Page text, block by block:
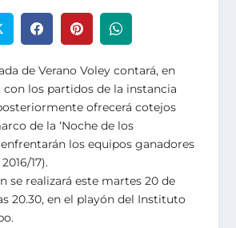
de Verano Voley contará, en
los partidos de la instancia
ofrecerá cotejos
de la ‘Noche de los
enfrentarán los equipos ganadores
17).
se realizará este martes 20 de
20.30, en el playón del Instituto